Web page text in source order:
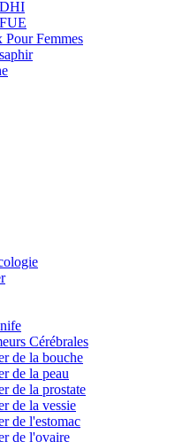
Femmes
Cérébrales
de la bouche
de la peau
de la prostate
de la vessie
de l'estomac
de l'ovaire